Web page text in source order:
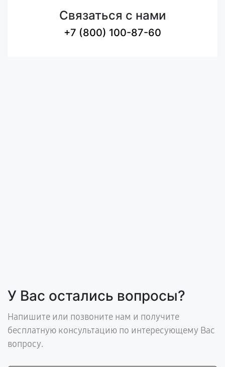
Связаться с нами
+7 (800) 100-87-60
У Вас остались вопросы?
Напишите или позвоните нам и получите
бесплатную консультацию по интересующему Вас
вопросу.